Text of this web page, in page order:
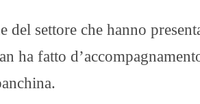
del settore che hanno
ha fatto